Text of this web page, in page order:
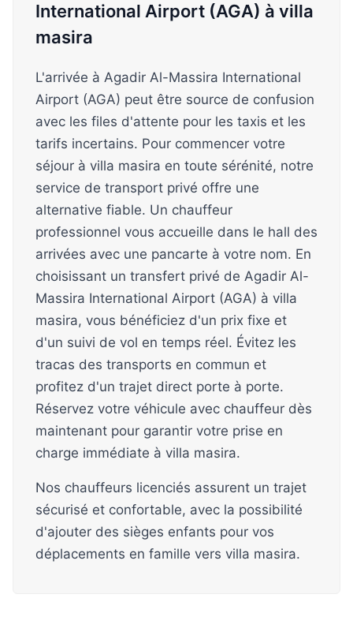
International Airport (AGA) à villa
masira
L'arrivée à Agadir Al-Massira International
Airport (AGA) peut être source de confusion
avec les files d'attente pour les taxis et les
tarifs incertains. Pour commencer votre
séjour à villa masira en toute sérénité, notre
service de transport privé offre une
alternative fiable. Un chauffeur
professionnel vous accueille dans le hall des
arrivées avec une pancarte à votre nom. En
choisissant un transfert privé de Agadir Al-
Massira International Airport (AGA) à villa
masira, vous bénéficiez d'un prix fixe et
d'un suivi de vol en temps réel. Évitez les
tracas des transports en commun et
profitez d'un trajet direct porte à porte.
Réservez votre véhicule avec chauffeur dès
maintenant pour garantir votre prise en
charge immédiate à villa masira.
Nos chauffeurs licenciés assurent un trajet
sécurisé et confortable, avec la possibilité
d'ajouter des sièges enfants pour vos
déplacements en famille vers villa masira.